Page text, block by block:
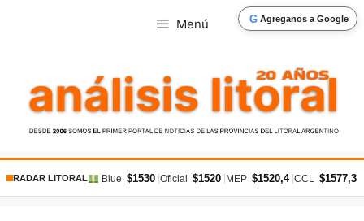
G Agreganos a Google
Menú
RADAR LITORAL Blue $1530 Oficial $1520 MEP $1520,4 CCL $1577,3